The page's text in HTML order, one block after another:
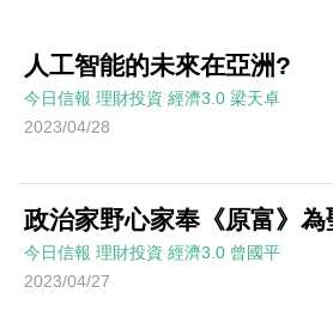
人工智能的未來在亞洲?
今日信報 理財投資 經濟3.0 梁天卓
2023/04/28
政治家野心家奉《原富》為
今日信報 理財投資 經濟3.0 曾國平
2023/04/27